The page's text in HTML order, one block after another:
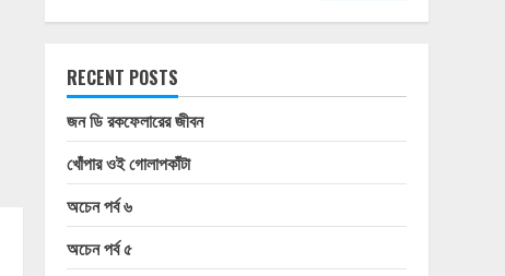
RECENT POSTS
জন ডি রকফেলারের জীবন
খোঁপার ওই গোলাপকাঁটা
অচেন পর্ব ৬
অচেন পর্ব ৫